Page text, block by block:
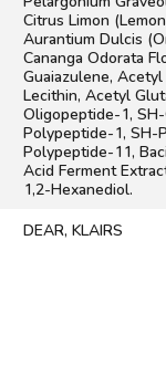
Citrus Limon
Aurantium Dulcis
Cananga Odorata
Guaiazulene,
Lecithin, Acetyl
Oligopeptide-1,
Polypeptide-1, SH-
Polypeptide-11,
Acid Ferment
1,2-Hexanediol.
DEAR, KLAIRS